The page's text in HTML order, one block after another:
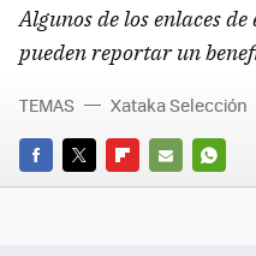
Algunos de los enlaces
pueden reportar un
FACEBOOK
TWITTERFLIPBOARD
E-
TEMAS Xataka Selección